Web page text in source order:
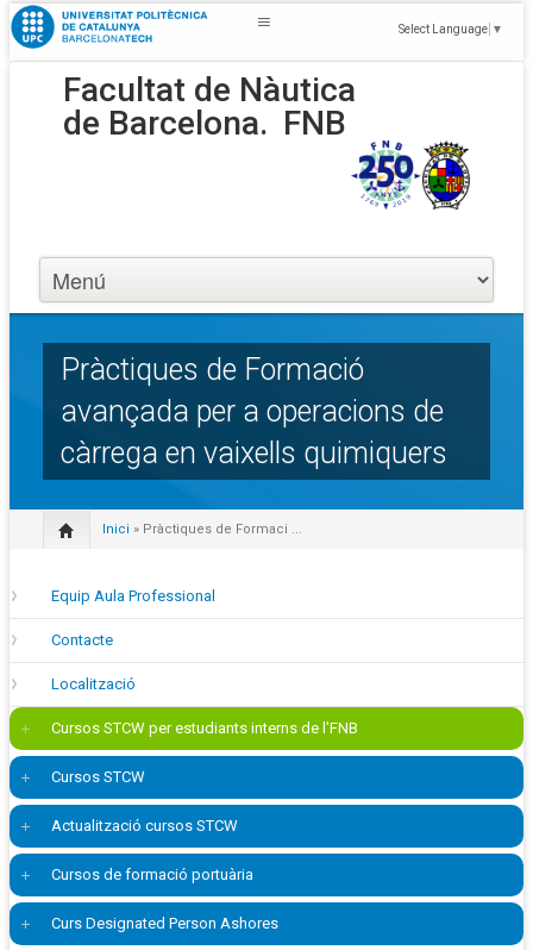
Select Language ▼
Facultat de Nàutica
de Barcelona. FNB
Pràctiques de Formació
avançada per a operacions de
càrrega en vaixells quimiquers
Inici » Pràctiques de Formaci ...
Equip Aula Professional
Contacte
Localització
Cursos STCW per estudiants interns de l'FNB
Cursos STCW
Actualització cursos STCW
Cursos de formació portuària
Curs Designated Person Ashores